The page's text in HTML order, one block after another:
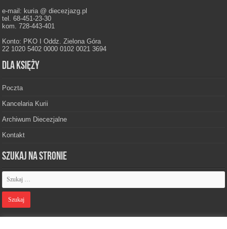
e-mail: kuria @ diecezjazg.pl
tel. 68-451-23-30
kom. 728-443-401
Konto: PKO I Oddz. Zielona Góra
22 1020 5402 0000 0102 0021 3694
Dla księży
Poczta
Kancelaria Kurii
Archiwum Diecezjalne
Kontakt
Szukaj na stronie